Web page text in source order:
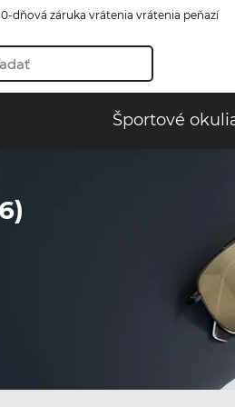
dňová záruka vrátenia vrátenia peňazí
Športové